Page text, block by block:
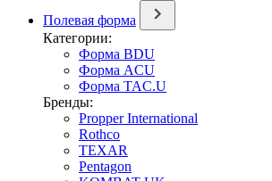
Полевая форма
Категории:
Форма BDU
Форма ACU
Форма TAC.U
Бренды:
Propper International
Rothco
TEXAR
Pentagon